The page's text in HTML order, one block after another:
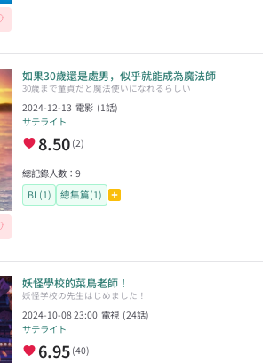
如果30歲還是處男，似乎就能成為魔法師
30歳まで童貞だと魔法使いになれるらしい
2024-12-13 電影 (1話)
サテライト
8.50 (2)
總記錄人數：9
BL(1)
總集篇(1)
妖怪學校的菜鳥老師！
妖怪学校の先生はじめました！
2024-10-08 23:00 電視 (24話)
サテライト
6.95 (40)